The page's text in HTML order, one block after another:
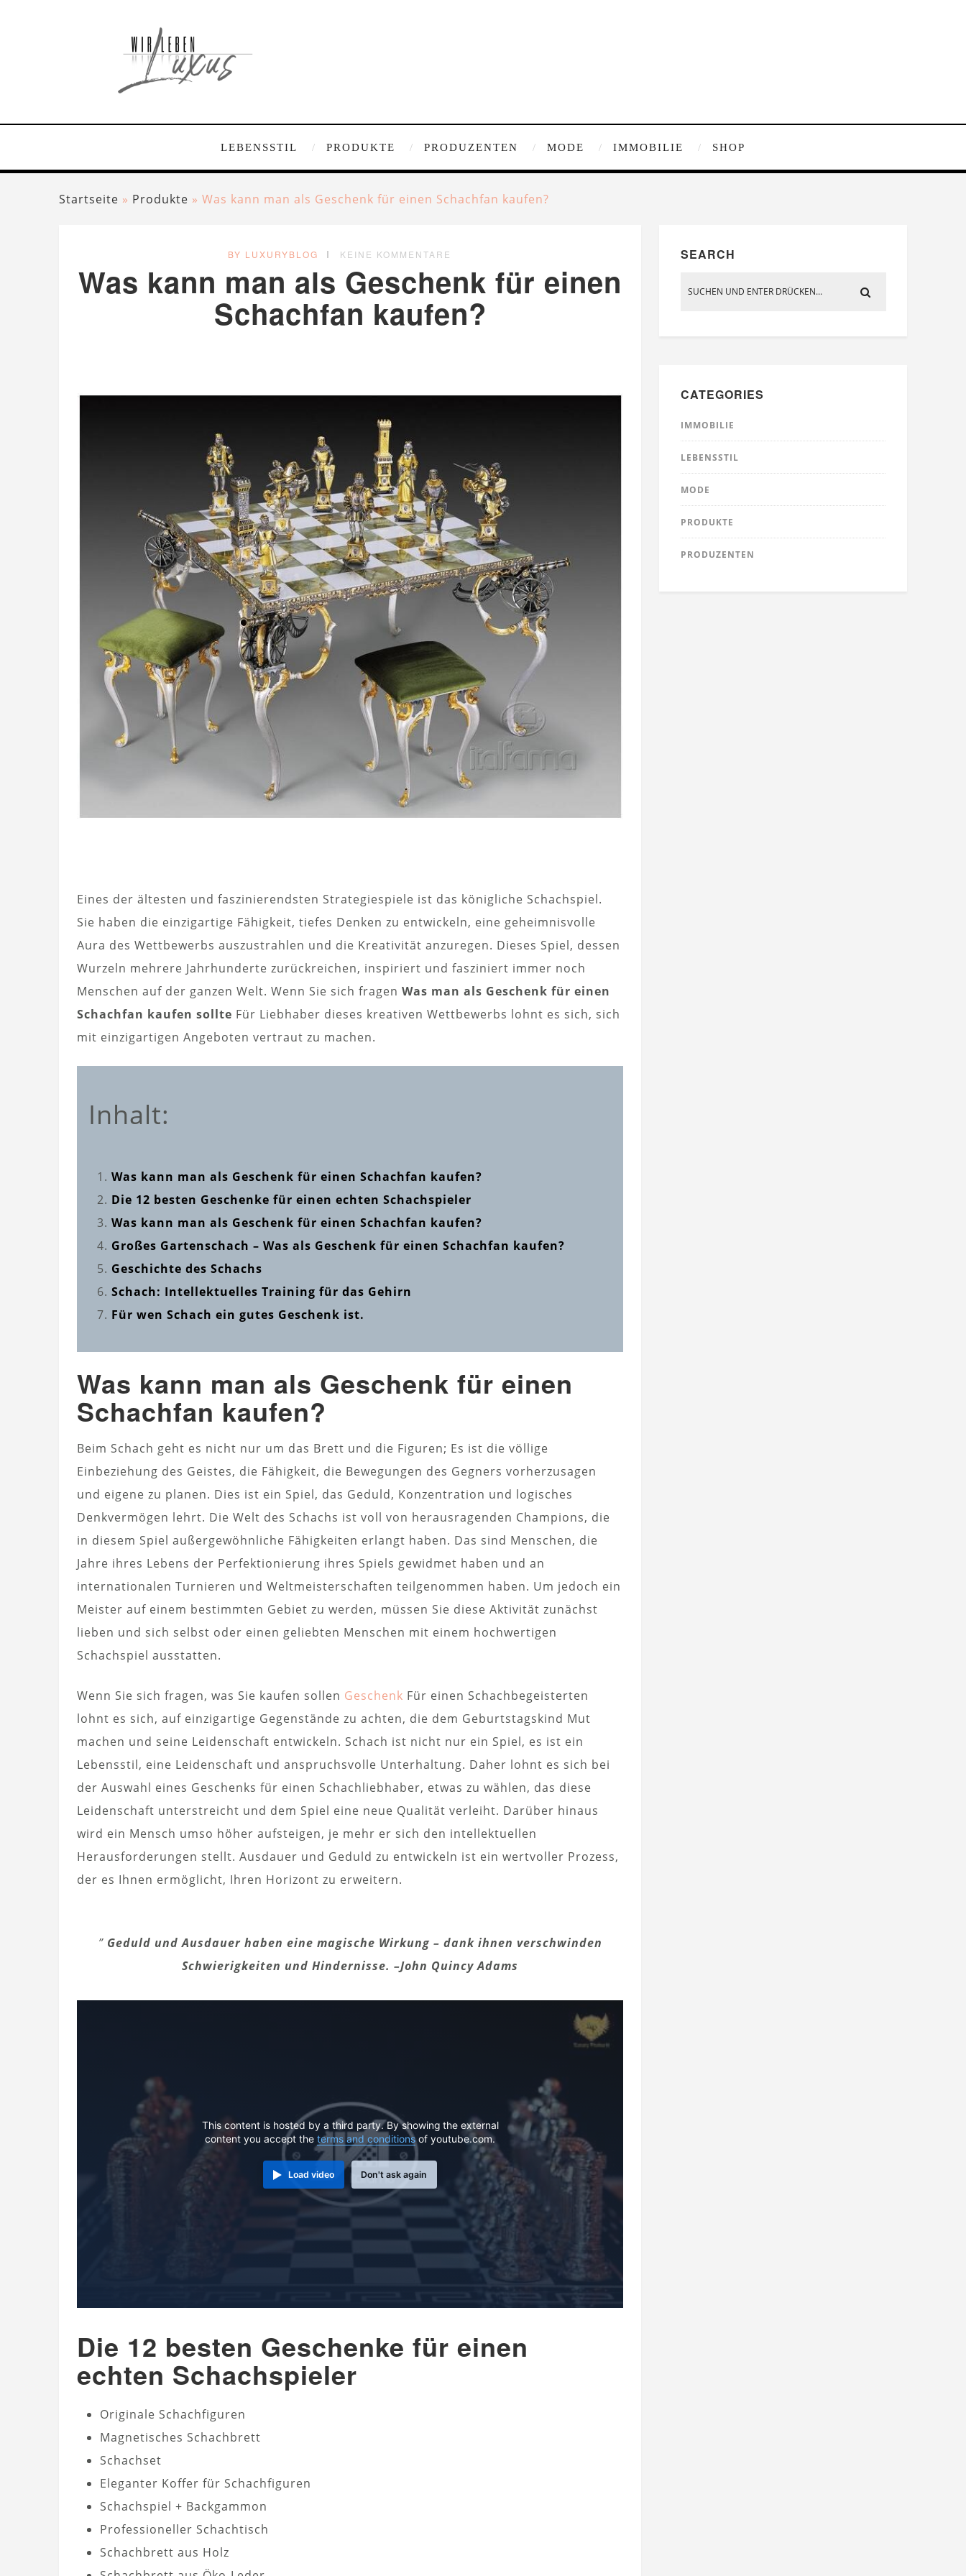
LEBENSSTIL PRODUKTE PRODUZENTEN MODE IMMOBILIE SHOP
Startseite » Produkte » Was kann man als Geschenk für einen Schachfan kaufen?
BY LUXURYBLOG KEINE KOMMENTARE
Was kann man als Geschenk für einen
Schachfan kaufen?
Eines der ältesten und faszinierendsten Strategiespiele ist das königliche Schachspiel.
Sie haben die einzigartige Fähigkeit, tiefes Denken zu entwickeln, eine geheimnisvolle
Aura des Wettbewerbs auszustrahlen und die Kreativität anzuregen. Dieses Spiel, dessen
Wurzeln mehrere Jahrhunderte zurückreichen, inspiriert und fasziniert immer noch
Menschen auf der ganzen Welt. Wenn Sie sich fragen Was man als Geschenk für einen
Schachfan kaufen sollte Für Liebhaber dieses kreativen Wettbewerbs lohnt es sich, sich
mit einzigartigen Angeboten vertraut zu machen.
Inhalt:
Was kann man als Geschenk für einen Schachfan kaufen?
Die 12 besten Geschenke für einen echten Schachspieler
Was kann man als Geschenk für einen Schachfan kaufen?
Großes Gartenschach – Was als Geschenk für einen Schachfan kaufen?
Geschichte des Schachs
Schach: Intellektuelles Training für das Gehirn
Für wen Schach ein gutes Geschenk ist.
Was kann man als Geschenk für einen
Schachfan kaufen?
Beim Schach geht es nicht nur um das Brett und die Figuren; Es ist die völlige
Einbeziehung des Geistes, die Fähigkeit, die Bewegungen des Gegners vorherzusagen
und eigene zu planen. Dies ist ein Spiel, das Geduld, Konzentration und logisches
Denkvermögen lehrt. Die Welt des Schachs ist voll von herausragenden Champions, die
in diesem Spiel außergewöhnliche Fähigkeiten erlangt haben. Das sind Menschen, die
Jahre ihres Lebens der Perfektionierung ihres Spiels gewidmet haben und an
internationalen Turnieren und Weltmeisterschaften teilgenommen haben. Um jedoch ein
Meister auf einem bestimmten Gebiet zu werden, müssen Sie diese Aktivität zunächst
lieben und sich selbst oder einen geliebten Menschen mit einem hochwertigen
Schachspiel ausstatten.
Wenn Sie sich fragen, was Sie kaufen sollen Geschenk Für einen Schachbegeisterten
lohnt es sich, auf einzigartige Gegenstände zu achten, die dem Geburtstagskind Mut
machen und seine Leidenschaft entwickeln. Schach ist nicht nur ein Spiel, es ist ein
Lebensstil, eine Leidenschaft und anspruchsvolle Unterhaltung. Daher lohnt es sich bei
der Auswahl eines Geschenks für einen Schachliebhaber, etwas zu wählen, das diese
Leidenschaft unterstreicht und dem Spiel eine neue Qualität verleiht. Darüber hinaus
wird ein Mensch umso höher aufsteigen, je mehr er sich den intellektuellen
Herausforderungen stellt. Ausdauer und Geduld zu entwickeln ist ein wertvoller Prozess,
der es Ihnen ermöglicht, Ihren Horizont zu erweitern.
” Geduld und Ausdauer haben eine magische Wirkung – dank ihnen verschwinden
Schwierigkeiten und Hindernisse. –John Quincy Adams
This content is hosted by a third party. By showing the external
content you accept the terms and conditionsof youtube.com.
Load video Don't ask again
Die 12 besten Geschenke für einen
echten Schachspieler
Originale Schachfiguren
Magnetisches Schachbrett
Schachset
Eleganter Koffer für Schachfiguren
Schachspiel + Backgammon
Professioneller Schachtisch
Schachbrett aus Holz
SEARCH
CATEGORIES
IMMOBILIE
LEBENSSTIL
MODE
PRODUKTE
PRODUZENTEN